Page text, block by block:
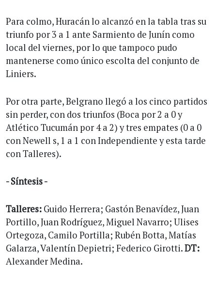
Para colmo, Huracán lo alcanzó en la tabla tras su
triunfo por 3 a 1 ante Sarmiento de Junín como
local del viernes, por lo que tampoco pudo
mantenerse como único escolta del conjunto de
Liniers.
Por otra parte, Belgrano llegó a los cinco partidos
sin perder, con dos triunfos (Boca por 2 a 0 y
Atlético Tucumán por 4 a 2) y tres empates (0 a 0
con Newell s, 1 a 1 con Independiente y esta tarde
con Talleres).
- Síntesis -
Talleres: Guido Herrera; Gastón Benavídez, Juan
Portillo, Juan Rodríguez, Miguel Navarro; Ulises
Ortegoza, Camilo Portilla; Rubén Botta, Matías
Galarza, Valentín Depietri; Federico Girotti.DT:
Alexander Medina.